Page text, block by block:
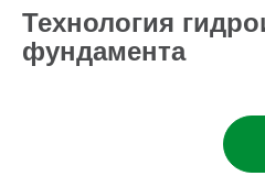
Технология
фундамента